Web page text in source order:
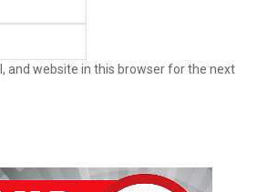
and website in this browser for the next